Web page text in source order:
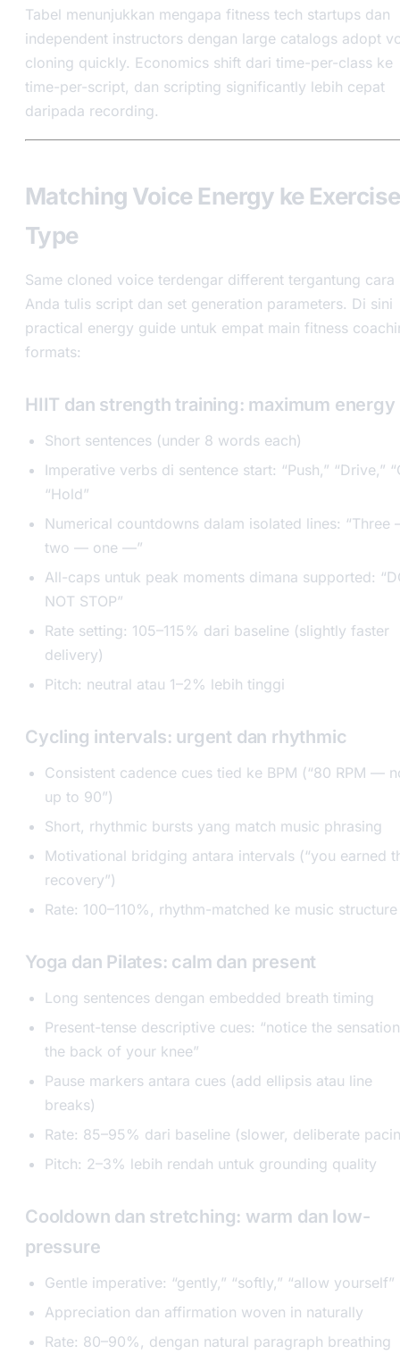
Tabel menunjukkan mengapa fitness tech startups dan
independent instructors dengan large catalogs adopt
cloning quickly. Economics shift dari time-per-class ke
time-per-script, dan scripting significantly lebih cepat
daripada recording.
Matching Voice Energy ke Exercise
Type
Same cloned voice terdengar different tergantung cara
Anda tulis script dan set generation parameters. Di sini
practical energy guide untuk empat main fitness
formats:
HIIT dan strength training: maximum energy
Short sentences (under 8 words each)
Imperative verbs di sentence start: “Push,” “Drive,”
“Hold”
Numerical countdowns dalam isolated lines: “Three
two — one —”
All-caps untuk peak moments dimana supported:
NOT STOP”
Rate setting: 105–115% dari baseline (slightly faster
delivery)
Pitch: neutral atau 1–2% lebih tinggi
Cycling intervals: urgent dan rhythmic
Consistent cadence cues tied ke BPM (“80 RPM —
up to 90”)
Short, rhythmic bursts yang match music phrasing
Motivational bridging antara intervals (“you earned
recovery”)
Rate: 100–110%, rhythm-matched ke music structure
Yoga dan Pilates: calm dan present
Long sentences dengan embedded breath timing
Present-tense descriptive cues: “notice the
the back of your knee”
Pause markers antara cues (add ellipsis atau line
breaks)
Rate: 85–95% dari baseline (slower, deliberate
Pitch: 2–3% lebih rendah untuk grounding quality
Cooldown dan stretching: warm dan low-
pressure
Gentle imperative: “gently,” “softly,” “allow yourself”
Appreciation dan affirmation woven in naturally
Rate: 80–90%, dengan natural paragraph breathing